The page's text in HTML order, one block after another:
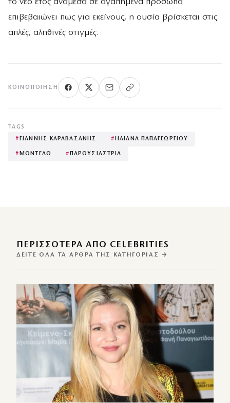
το νέο έτος ανάμεσα σε αγαπημένα πρόσωπα
επιβεβαιώνει πως για εκείνους, η ουσία βρίσκεται στις
απλές, αληθινές στιγμές.
ΚΟΙΝΟΠΟΊΗΣΗ
TAGS
# ΓΙΑΝΝΗΣ ΚΑΡΑΒΑΣΑΝΗΣ # ΗΛΙΑΝΑ ΠΑΠΑΓΕΩΡΓΙΟΥ
# ΜΟΝΤΕΛΟ # ΠΑΡΟΥΣΙΑΣΤΡΙΑ
ΠΕΡΙΣΣΌΤΕΡΑ ΑΠΌ CELEBRITIES
ΔΕΊΤΕ ΌΛΑ ΤΑ ΆΡΘΡΑ ΤΗΣ ΚΑΤΗΓΟΡΊΑΣ →